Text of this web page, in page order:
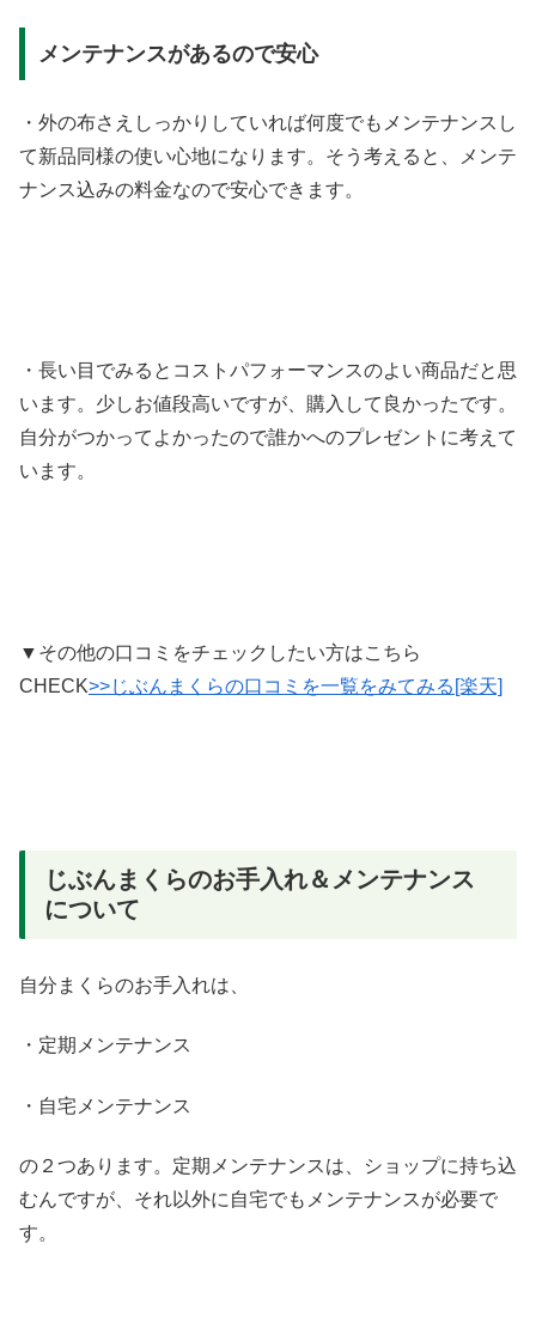
メンテナンスがあるので安心
・外の布さえしっかりしていれば何度でもメンテナンスし
て新品同様の使い心地になります。そう考えると、メンテ
ナンス込みの料金なので安心できます。
・長い目でみるとコストパフォーマンスのよい商品だと思
います。少しお値段高いですが、購入して良かったです。
自分がつかってよかったので誰かへのプレゼントに考えて
います。
▼その他の口コミをチェックしたい方はこちら
CHECK>>じぶんまくらの口コミを一覧をみてみる[楽天]
じぶんまくらのお手入れ＆メンテナンス
について
自分まくらのお手入れは、
・定期メンテナンス
・自宅メンテナンス
の２つあります。定期メンテナンスは、ショップに持ち込
むんですが、それ以外に自宅でもメンテナンスが必要で
す。